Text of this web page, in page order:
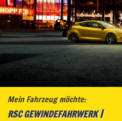
Mein Fahrzeug möchte:
RSC GEWINDEFAHRWERK